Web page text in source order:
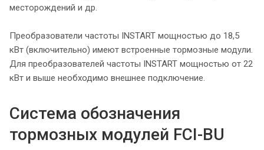
месторождений и др.
Преобразователи частоты INSTART мощностью до 18,5
кВт (включительно) имеют встроенные тормозные модули.
Для преобразователей частоты INSTART мощностью от 22
кВт и выше необходимо внешнее подключение.
Система обозначения
тормозных модулей FCI-BU